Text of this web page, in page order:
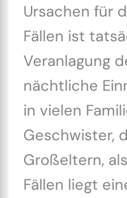
Ursachen für
Fällen ist
Veranlagung
nächtliche
in vielen
Geschwister,
Großeltern,
Fällen liegt